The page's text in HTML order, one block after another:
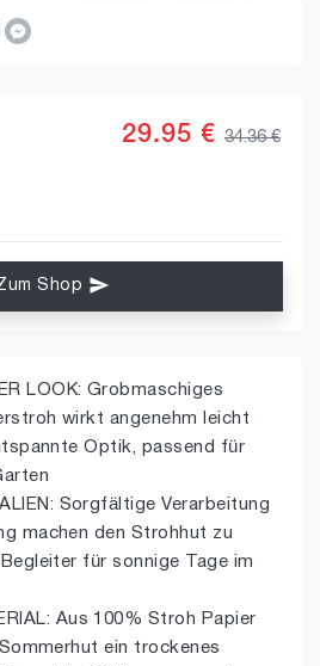
29.95 € 34.36 €
Shop
LOOK: Grobmaschiges
wirkt angenehm leicht
Optik, passend für
Sorgfältige Verarbeitung
machen den Strohhut zu
für sonnige Tage im
Aus 100% Stroh Papier
ein trockenes